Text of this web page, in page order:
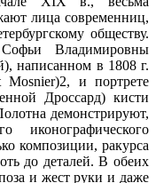
лица современниц,
обществу.
Владимировны
написанном в 1808 г.
и портрете
Дроссард) кисти
демонстрируют,
иконографического
композиции, ракурса
до деталей. В обеих
и жест руки и даже